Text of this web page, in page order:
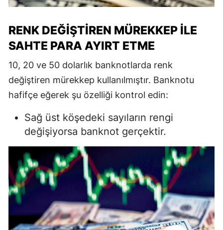
RENK DEĞIŞTIREN MÜREKKEP ILE
SAHTE PARA AYIRT ETME
10, 20 ve 50 dolarlık banknotlarda renk
değiştiren mürekkep kullanılmıştır. Banknotu
hafifçe eğerek şu özelliği kontrol edin:
Sağ üst köşedeki sayıların rengi
değişiyorsa banknot gerçektir.